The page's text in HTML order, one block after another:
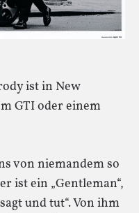
ist in New
GTI oder einem
von niemandem so
ist ein „Gentleman“,
und tut“. Von ihm